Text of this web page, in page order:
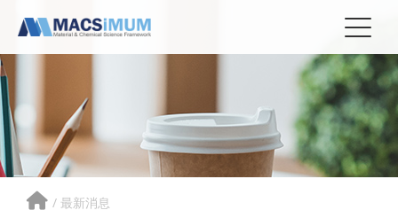
/ 最新消息